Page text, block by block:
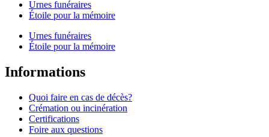
Urnes funéraires
Étoile pour la mémoire
Urnes funéraires
Étoile pour la mémoire
Informations
Quoi faire en cas de décès?
Crémation ou incinération
Certifications
Foire aux questions